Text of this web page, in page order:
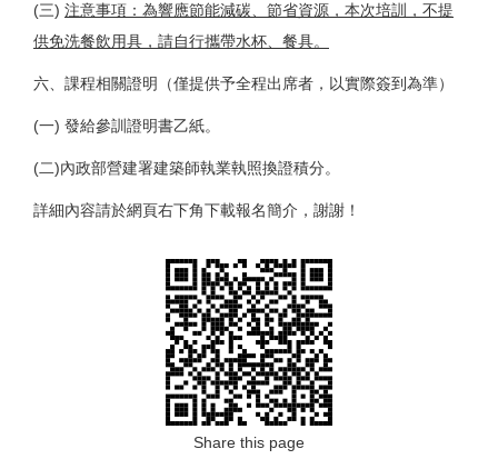
(三) 注意事項：為響應節能減碳、節省資源，本次培訓，不提
供免洗餐飲用具，請自行攜帶水杯、餐具。
六、課程相關證明（僅提供予全程出席者，以實際簽到為準）
(一) 發給參訓證明書乙紙。
(二)內政部營建署建築師執業執照換證積分。
詳細內容請於網頁右下角下載報名簡介，謝謝！
Share this page